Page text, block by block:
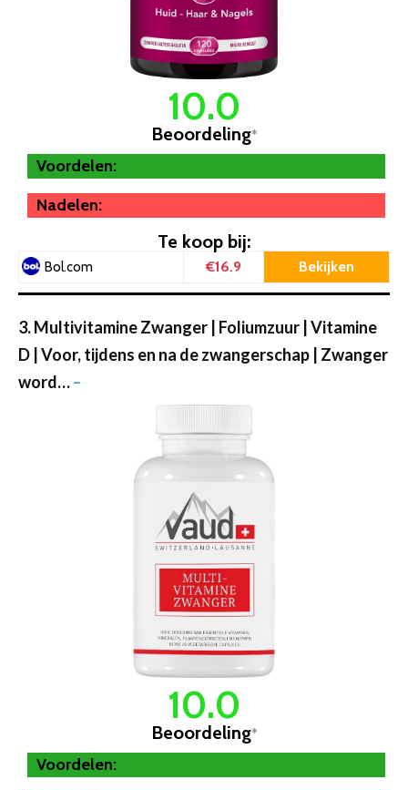
10.0
Beoordeling*
Voordelen:
Nadelen:
Te koop bij:
Bol.com €16.9 Bekijken
3. Multivitamine Zwanger | Foliumzuur | Vitamine
D | Voor, tijdens en na de zwangerschap | Zwanger
word…–
10.0
Beoordeling*
Voordelen: